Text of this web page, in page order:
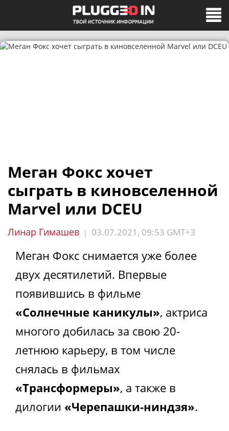
Меган Фокс хочет
сыграть в киновселенной
Marvel или DCEU
Линар Гимашев | 03.07.2021, 09:53 GMT+3
Меган Фокс снимается уже более
двух десятилетий. Впервые
появившись в фильме
«Солнечные каникулы», актриса
многого добилась за свою 20-
летнюю карьеру, в том числе
снялась в фильмах
«Трансформеры», а также в
дилогии «Черепашки-ниндзя».